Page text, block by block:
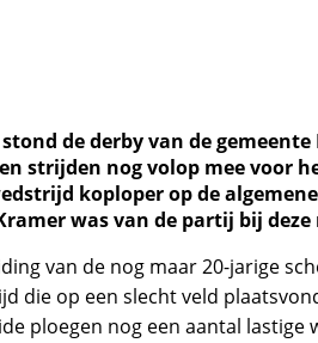
stond de derby van de
strijden nog volop mee
koploper op de
was van de partij bij
van de nog maar 20-jarige
die op een slecht veld
ploegen nog een aantal